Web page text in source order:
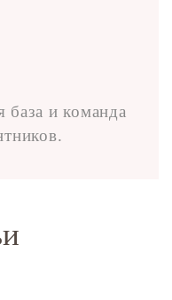
база и команда